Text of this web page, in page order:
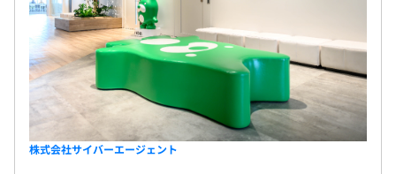
Workspace, #Microsoft 365, #AWS,#GCP
◆エンジニア職において「JBキャリアプログラム」を採
用しています。
・全社共通のジョブグレード（JBグレード）を設けてお
株式会社サイバーエージェント